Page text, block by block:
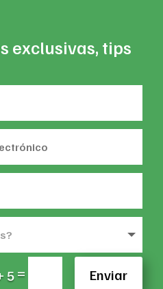
exclusivas, tips
5= Enviar